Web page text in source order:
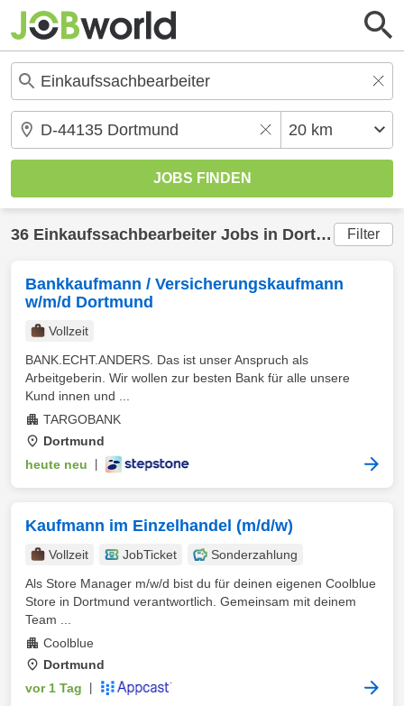
36 Einkaufssachbearbeiter Jobs in Dortmund (20
Filter
Bankkaufmann / Versicherungskaufmann
w/m/d Dortmund
Vollzeit
BANK.ECHT.ANDERS. Das ist unser Anspruch als
Arbeitgeberin. Wir wollen zur besten Bank für alle unsere
Kund innen und ...
TARGOBANK
Dortmund
heute neu
Kaufmann im Einzelhandel (m/d/w)
Vollzeit JobTicket
Sonderzahlung
Als Store Manager m/w/d bist du für deinen eigenen Coolblue
Store in Dortmund verantwortlich. Gemeinsam mit deinem
Team ...
Coolblue
Dortmund
vor 1 Tag